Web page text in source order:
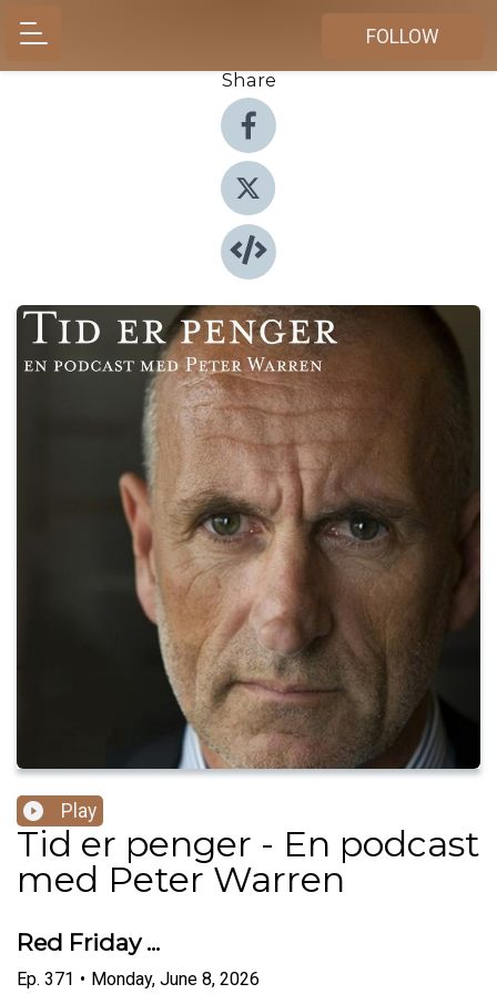
FOLLOW
Share
Play
Tid er penger - En podcast
med Peter Warren
Red Friday ...
Ep. 371 • Monday, June 8, 2026